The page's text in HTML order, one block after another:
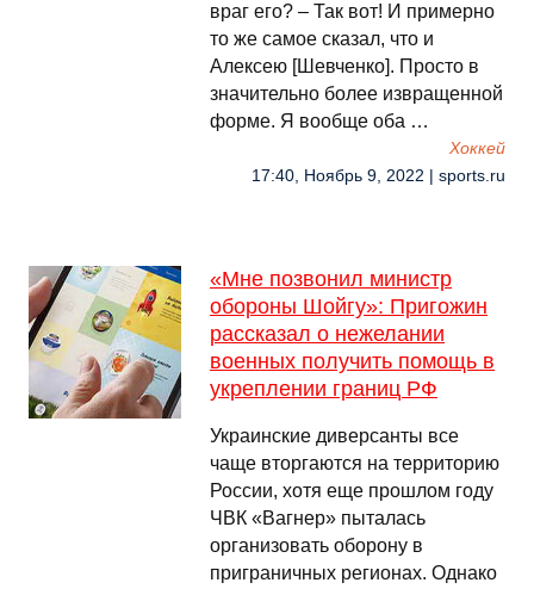
враг его? – Так вот! И примерно
то же самое сказал, что и
Алексею [Шевченко]. Просто в
значительно более извращенной
форме. Я вообще оба …
Хоккей
17:40, Ноябрь 9, 2022 | sports.ru
«Мне позвонил министр
обороны Шойгу»: Пригожин
рассказал о нежелании
военных получить помощь в
укреплении границ РФ
Украинские диверсанты все
чаще вторгаются на территорию
России, хотя еще прошлом году
ЧВК «Вагнер» пыталась
организовать оборону в
приграничных регионах. Однако